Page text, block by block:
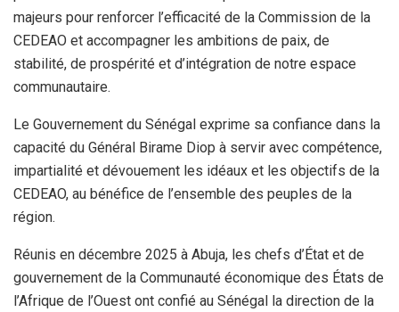
majeurs pour renforcer l’efficacité de la Commission de la
CEDEAO et accompagner les ambitions de paix, de
stabilité, de prospérité et d’intégration de notre espace
communautaire.
Le Gouvernement du Sénégal exprime sa confiance dans la
capacité du Général Birame Diop à servir avec compétence,
impartialité et dévouement les idéaux et les objectifs de la
CEDEAO, au bénéfice de l’ensemble des peuples de la
région.
Réunis en décembre 2025 à Abuja, les chefs d’État et de
gouvernement de la Communauté économique des États de
l’Afrique de l’Ouest ont confié au Sénégal la direction de la